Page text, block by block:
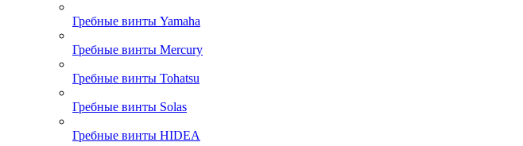
Гребные винты Yamaha
Гребные винты Mercury
Гребные винты Tohatsu
Гребные винты Solas
Гребные винты HIDEA